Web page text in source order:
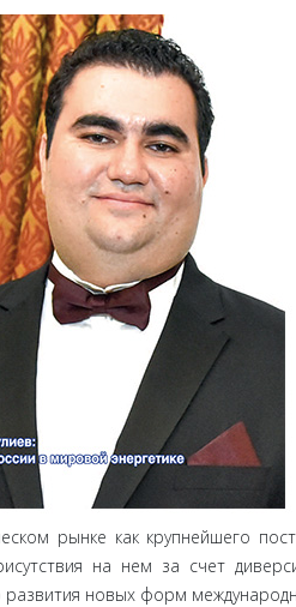
рынке как крупнейшего
на нем за счет
развития новых форм